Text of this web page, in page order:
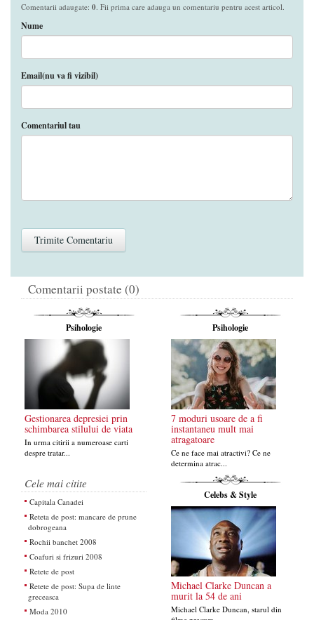
Comentarii adaugate: 0 . Fii prima care adauga un comentariu pentru acest articol.
Nume
Email(nu va fi vizibil)
Comentariul tau
Comentarii postate (0)
Psihologie
Gestionarea depresiei prin
schimbarea stilului de viata
In urma citirii a numeroase carti
despre tratar...
Psihologie
7 moduri usoare de a fi
instantaneu mult mai
atragatoare
Ce ne face mai atractivi? Ce ne
determina atrac...
Cele mai citite
Capitala Canadei
Reteta de post: mancare de prune
dobrogeana
Rochii banchet 2008
Coafuri si frizuri 2008
Retete de post
Retete de post: Supa de linte
greceasca
Moda 2010
Celebs & Style
Michael Clarke Duncan a
murit la 54 de ani
Michael Clarke Duncan, starul din